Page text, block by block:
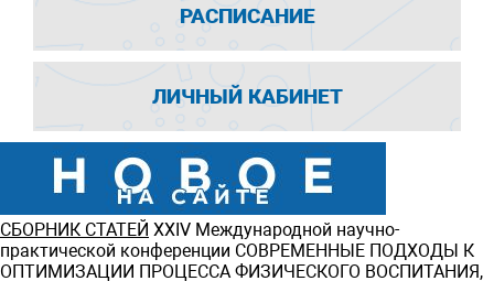
РАСПИСАНИЕ
ЛИЧНЫЙ КАБИНЕТ
СБОРНИК СТАТЕЙ ХXIV Международной научно-
практической конференции СОВРЕМЕННЫЕ ПОДХОДЫ К
ОПТИМИЗАЦИИ ПРОЦЕССА ФИЗИЧЕСКОГО ВОСПИТАНИЯ,